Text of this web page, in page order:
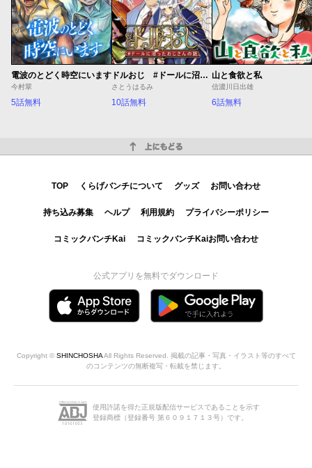
電波のとどく時空にいます
今村翠
5話無料
ドルおじ #ドールに沼ったおじさんの話
さとうはるみ
10話無料
山と食欲と私
信濃川日出雄
6話無料
TOP くらげバンチについて グッズ お問い合わせ
持ち込み募集 ヘルプ 利用規約 プライバシーポリシー
コミックバンチKai コミックバンチKaiお問い合わせ
公式アプリを無料でダウンロード
Copyright © SHINCHOSHAAll Rights Reserved. 掲載の記事・写真・イラスト等のすべて
のコンテンツの無断複写・転載を禁じます。
使用許諾を得た正規版配信サービスであることを示す
登録商標（登録番号 第６０９１７１３号）です。